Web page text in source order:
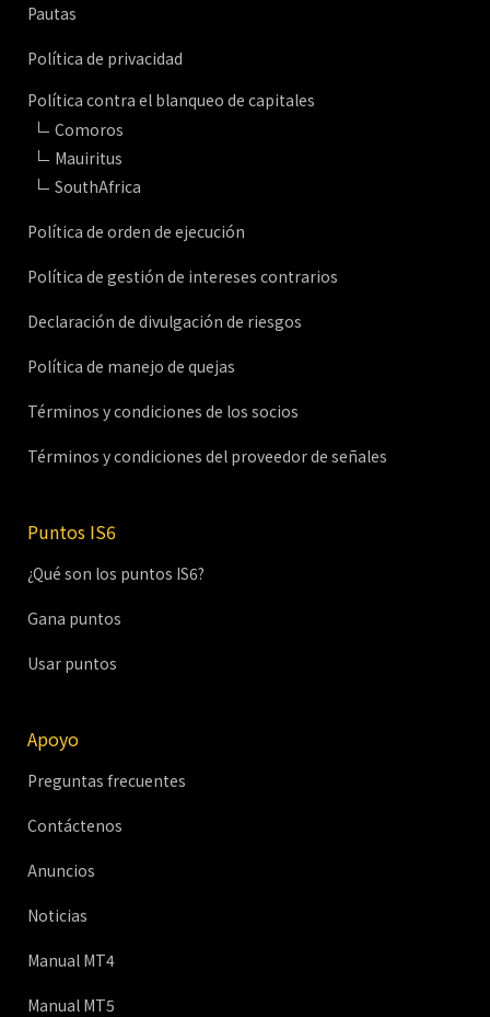
Pautas
Política de privacidad
Política contra el blanqueo de capitales
Comoros
Mauiritus
SouthAfrica
Política de orden de ejecución
Política de gestión de intereses contrarios
Declaración de divulgación de riesgos
Política de manejo de quejas
Términos y condiciones de los socios
Términos y condiciones del proveedor de señales
Puntos IS6
¿Qué son los puntos IS6?
Gana puntos
Usar puntos
Apoyo
Preguntas frecuentes
Contáctenos
Anuncios
Noticias
Manual MT4
Manual MT5